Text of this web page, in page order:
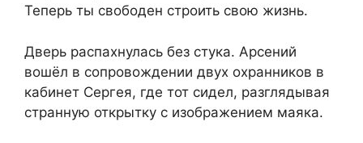
Теперь ты свободен строить свою жизнь.
Дверь распахнулась без стука. Арсений
вошёл в сопровождении двух охранников в
кабинет Сергея, где тот сидел, разглядывая
странную открытку с изображением маяка.